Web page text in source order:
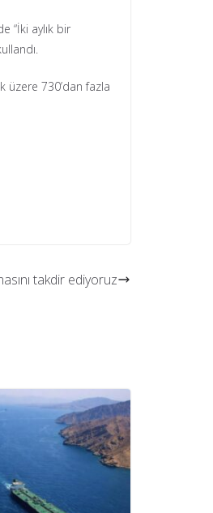
“İki aylık bir
üzere 730’dan fazla
takdir ediyoruz